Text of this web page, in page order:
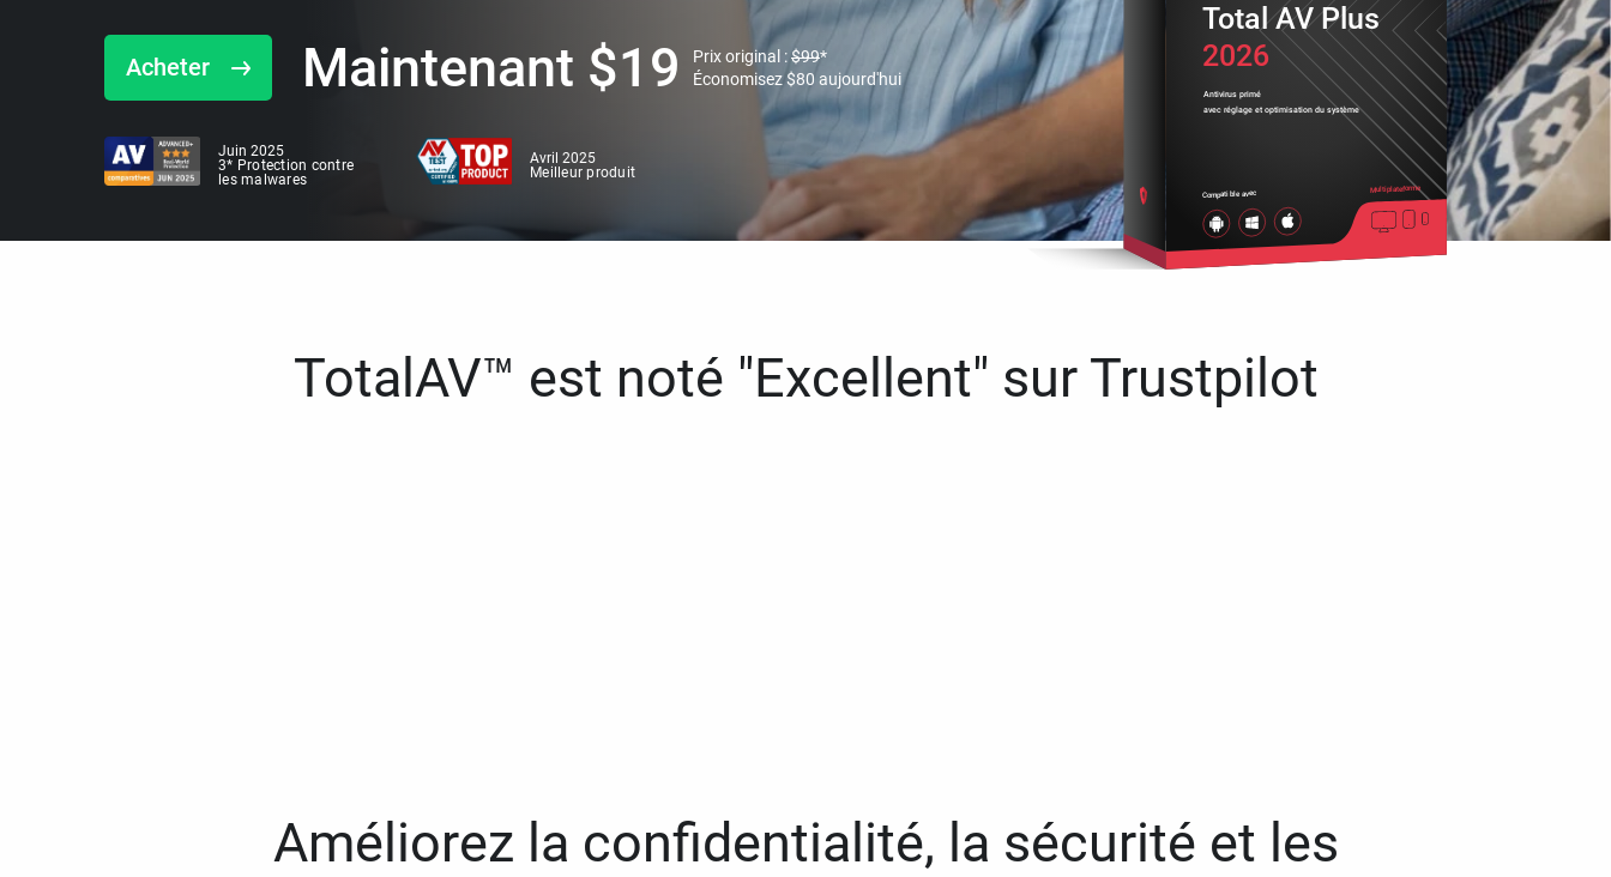
Acheter Maintenant $19 Prix original :$99*
Économisez$80 aujourd'hui
Juin 2025
3* Protection contre
les malwares
Avril 2025
Meilleur produit
2026
Antivirus primé
avec réglage et optimisation du système
Compatible avec Multiplateforme
Total AV Plus
TotalAV™ est noté "Excellent" sur Trustpilot
Améliorez la confidentialité, la sécurité et les